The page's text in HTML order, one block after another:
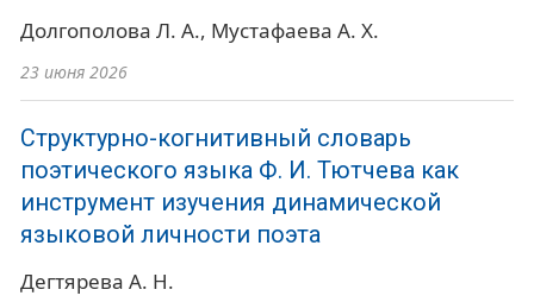
Долгополова Л. А. Мустафаева А. Х.
23 июня 2026
Структурно-когнитивный словарь
поэтического языка Ф. И. Тютчева как
инструмент изучения динамической
языковой личности поэта
Дегтярева А. Н.